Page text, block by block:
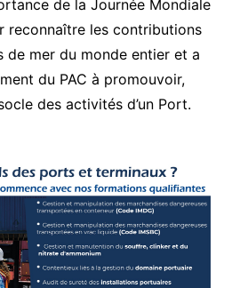
de la Journée Mondiale
reconnaître les contributions
de mer du monde entier et a
du PAC à promouvoir,
des activités d’un Port.